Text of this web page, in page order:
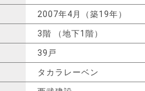
2007年4月（築19年）
3階 （地下1階）
39戸
タカラレーベン